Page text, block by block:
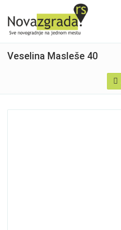
Veselina Masleše 40